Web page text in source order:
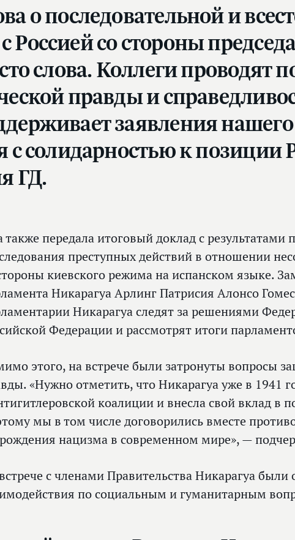
о последовательной и
со стороны
слова. Коллеги проводят
правды и
заявления
с солидарностью к
ГД.
также передала итоговый доклад с результатами
преступных действий в отношении
киевского режима на испанском языке.
Никарагуа Арлинг Патрисия Алонсо
Никарагуа следят за решениями
Федерации и рассмотрят итоги
этого, на встрече были затронуты вопросы
«Нужно отметить, что Никарагуа уже в 1941
коалиции и внесла свой вклад в
мы в том числе договорились вместе
нацизма в современном мире», —
с членами Правительства Никарагуа
по социальным и гуманитарным